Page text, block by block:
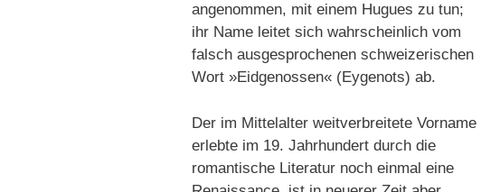
angenommen, mit einem Hugues zu tun;
ihr Name leitet sich wahrscheinlich vom
falsch ausgesprochenen schweizerischen
Wort »Eidgenossen« (Eygenots) ab.
Der im Mittelalter weitverbreitete Vorname
erlebte im 19. Jahrhundert durch die
romantische Literatur noch einmal eine